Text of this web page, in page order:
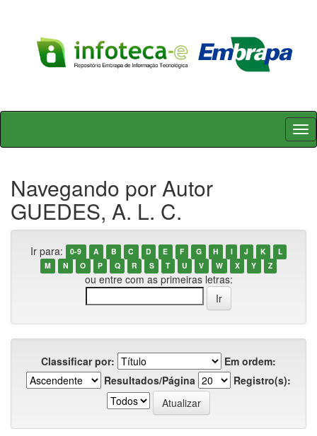
Skip
Navegando por Autor
GUEDES, A. L. C.
Ir para: 0-9 A B C D E F G H I J K
L
M
N O P Q R S T U V W X Y Z
ou entre com as primeiras letras:
Classificar por:
Em ordem:
Resultados/Página
Registro(s):